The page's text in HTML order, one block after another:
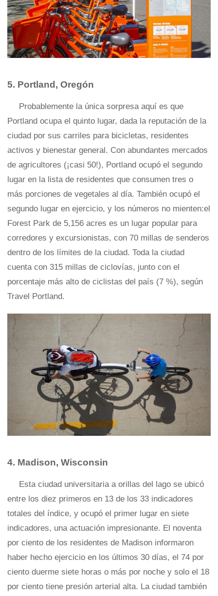
5. Portland, Oregón
Probablemente la única sorpresa aquí es que
Portland ocupa el quinto lugar, dada la reputación de la
ciudad por sus carriles para bicicletas, residentes
activos y bienestar general. Con abundantes mercados
de agricultores (¡casi 50!), Portland ocupó el segundo
lugar en la lista de residentes que consumen tres o
más porciones de vegetales al día. También ocupó el
segundo lugar en ejercicio, y los números no mienten:el
Forest Park de 5,156 acres es un lugar popular para
corredores y excursionistas, con 70 millas de senderos
dentro de los límites de la ciudad. Toda la ciudad
cuenta con 315 millas de ciclovías, junto con el
porcentaje más alto de ciclistas del país (7 %), según
Travel Portland.
4. Madison, Wisconsin
Esta ciudad universitaria a orillas del lago se ubicó
entre los diez primeros en 13 de los 33 indicadores
totales del índice, y ocupó el primer lugar en siete
indicadores, una actuación impresionante. El noventa
por ciento de los residentes de Madison informaron
haber hecho ejercicio en los últimos 30 días, el 74 por
ciento duerme siete horas o más por noche y solo el 18
por ciento tiene presión arterial alta. La ciudad también